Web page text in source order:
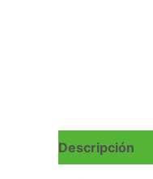
Descripción